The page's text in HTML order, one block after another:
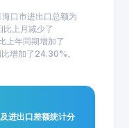
口市进出口总额为
上月减少了
年同期增加了
增加了24.30%。
进出口差额统计分